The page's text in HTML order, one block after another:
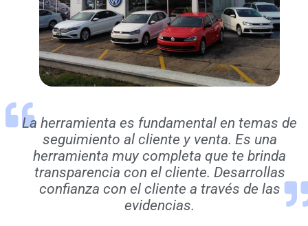
La herramienta es fundamental en temas de
seguimiento al cliente y venta. Es una
herramienta muy completa que te brinda
transparencia con el cliente. Desarrollas
confianza con el cliente a través de las
evidencias.